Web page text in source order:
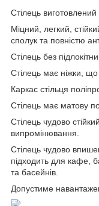
Стілець виготовлений
Міцний, легкий,
сполук та повністю
Стілець без
Стілець має ніжки, що
Каркас стільця
Стілець має матову
Стілець чудово
випромінювання.
Стілець чудово
підходить для кафе,
та басейнів.
Допустиме